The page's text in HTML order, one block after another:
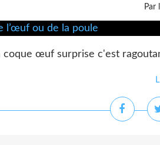
Par
œuf surprise c'est